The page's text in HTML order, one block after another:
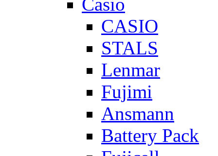
Casio
CASIO
STALS
Lenmar
Fujimi
Ansmann
Battery Pack